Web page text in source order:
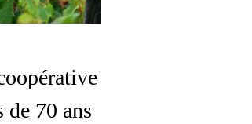
de 70 ans